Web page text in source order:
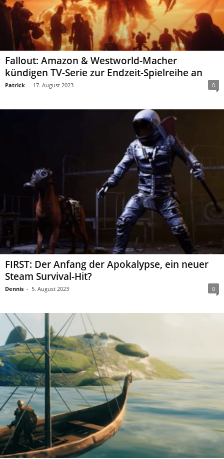
Fallout: Amazon & Westworld-Macher
kündigen TV-Serie zur Endzeit-Spielreihe an
Patrick - 17. August 2023 0
FIRST: Der Anfang der Apokalypse, ein neuer
Steam Survival-Hit?
Dennis - 5. August 2023 0